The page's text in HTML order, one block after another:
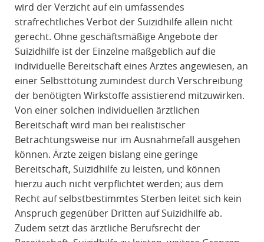
wird der Verzicht auf ein umfassendes
strafrechtliches Verbot der Suizidhilfe allein nicht
gerecht. Ohne geschäftsmäßige Angebote der
Suizidhilfe ist der Einzelne maßgeblich auf die
individuelle Bereitschaft eines Arztes angewiesen, an
einer Selbsttötung zumindest durch Verschreibung
der benötigten Wirkstoffe assistierend mitzuwirken.
Von einer solchen individuellen ärztlichen
Bereitschaft wird man bei realistischer
Betrachtungsweise nur im Ausnahmefall ausgehen
können. Ärzte zeigen bislang eine geringe
Bereitschaft, Suizidhilfe zu leisten, und können
hierzu auch nicht verpflichtet werden; aus dem
Recht auf selbstbestimmtes Sterben leitet sich kein
Anspruch gegenüber Dritten auf Suizidhilfe ab.
Zudem setzt das ärztliche Berufsrecht der